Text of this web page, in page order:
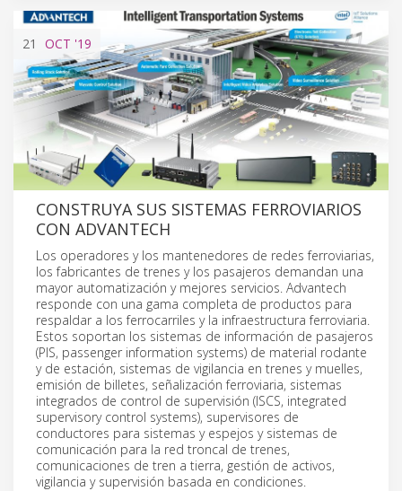
21 OCT '19
CONSTRUYA SUS SISTEMAS FERROVIARIOS
CON ADVANTECH
Los operadores y los mantenedores de redes ferroviarias,
los fabricantes de trenes y los pasajeros demandan una
mayor automatización y mejores servicios. Advantech
responde con una gama completa de productos para
respaldar a los ferrocarriles y la infraestructura ferroviaria.
Estos soportan los sistemas de información de pasajeros
(PIS, passenger information systems) de material rodante
y de estación, sistemas de vigilancia en trenes y muelles,
emisión de billetes, señalización ferroviaria, sistemas
integrados de control de supervisión (ISCS, integrated
supervisory control systems), supervisores de
conductores para sistemas y espejos y sistemas de
comunicación para la red troncal de trenes,
comunicaciones de tren a tierra, gestión de activos,
vigilancia y supervisión basada en condiciones.